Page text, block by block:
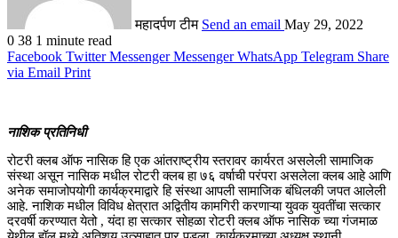
महादर्पण टीम Send an email May 29, 2022
0 38 1 minute read
Facebook Twitter Messenger Messenger WhatsApp Telegram Share
via Email Print
नाशिक प्रतिनिधी
रोटरी क्लब ऑफ नासिक हि एक आंतराष्ट्रीय स्तरावर कार्यरत असलेली सामाजिक
संस्था असून नासिक मधील रोटरी क्लब हा ७६ वर्षाची परंपरा असलेला क्लब आहे आणि
अनेक समाजोपयोगी कार्यक्रमाद्वारे हि संस्था आपली सामाजिक बंधिलकी जपत आलेली
आहे. नाशिक मधील विविध क्षेत्रात अद्वितीय कामगिरी करणाऱ्या युवक युवतींचा सत्कार
दरवर्षी करण्यात येतो , यंदा हा सत्कार सोहळा रोटरी क्लब ऑफ नासिक च्या गंजमाळ